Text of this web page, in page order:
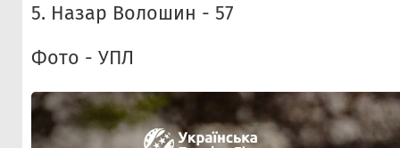
5. Назар Волошин - 57
Фото - УПЛ